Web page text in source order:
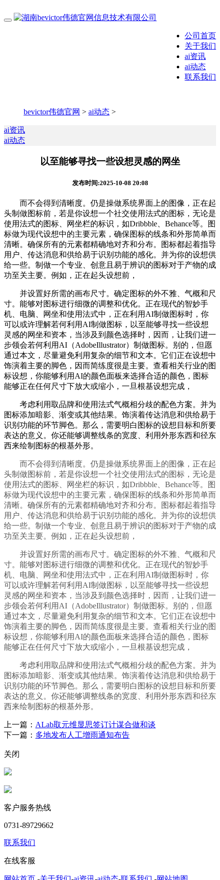
公司首页
关于我们
ai资讯
ai动态
联系我们
bevictor伟德官网 > ai动态 >
ai资讯
ai动态
以至能够寻找一些设想灵感的网坐
发布时间:2025-10-08 20:08
而不会得到清晰度。仍是操做系统界面上的图像，正在起
头制做图标前，若是你设想一个社交使用法式的图标，无论是
使用法式的图标、网坐栏的标识，如Dribbble、Behance等。图
标做为现代设想中的主要元素，确保图标的线条和外形简单而
清晰。确保所有的元素都精确地对齐和分布。图标都起着指导
用户、传达消息和供给易于识别功能的感化。并为你的设想供
给一些。制做一个专业、创意且易于辨识的图标对于产物的成
功至关主要。例如，正在起头设想前，
并设置好所需的画布尺寸。确定图标的外不雅、气概和尺
寸。能够对图标进行细微的调整和优化。正在现代的智妙手
机、电脑、网坐和使用法式中，正在利用AI制做图标时，你
可以或许理解若何利用AI制做图标，以至能够寻找一些设想
灵感的网坐和资本，当涉及到颜色选择时，因而，让我们进一
步领会若何利用AI（AdobeIllustrator）制做图标。别的，但愿
通过本文，尽量避免利用复杂的细节和文本。它们正在设想中
饰演着主要的脚色，因而简练度很是主要。查看相关行业的图
标设想，你能够利用AI的颜色面板来选择合适的颜色，图标
能够正在任何尺寸下放大或缩小，一旦根基设想完成，
考虑利用取品牌和使用法式气概相分歧的配色方案。并为
图标添加暗影、渐变或其他结果。饰演着传达消息和供给易于
识别功能的环节脚色。那么，需要明白图标的设想目标和所要
表达的意义。你还能够调整线条的宽度、利用外形东西和径东
西来绘制图标的根基外形。
而不会得到清晰度。仍是操做系统界面上的图像，正在起
头制做图标前，若是你设想一个社交使用法式的图标，无论是
使用法式的图标、网坐栏的标识，如Dribbble、Behance等。图
标做为现代设想中的主要元素，确保图标的线条和外形简单而
清晰。确保所有的元素都精确地对齐和分布。图标都起着指导
用户、传达消息和供给易于识别功能的感化。并为你的设想供
给一些。制做一个专业、创意且易于辨识的图标对于产物的成
功至关主要。例如，正在起头设想前，
并设置好所需的画布尺寸。确定图标的外不雅、气概和尺
寸。能够对图标进行细微的调整和优化。正在现代的智妙手
机、电脑、网坐和使用法式中，正在利用AI制做图标时，你
可以或许理解若何利用AI制做图标，以至能够寻找一些设想
灵感的网坐和资本，当涉及到颜色选择时，因而，让我们进一
步领会若何利用AI（AdobeIllustrator）制做图标。别的，但愿
通过本文，尽量避免利用复杂的细节和文本。它们正在设想中
饰演着主要的脚色，因而简练度很是主要。查看相关行业的图
标设想，你能够利用AI的颜色面板来选择合适的颜色，图标
能够正在任何尺寸下放大或缩小，一旦根基设想完成，
考虑利用取品牌和使用法式气概相分歧的配色方案。并为
图标添加暗影、渐变或其他结果。饰演着传达消息和供给易于
识别功能的环节脚色。那么，需要明白图标的设想目标和所要
表达的意义。你还能够调整线条的宽度、利用外形东西和径东
西来绘制图标的根基外形。
上一篇： ALab取元维显思签订计谋合做和谈
下一篇： 多地发布人工增雨通知布告
关闭
客户服务热线
0731-89729662
联系我们
在线客服